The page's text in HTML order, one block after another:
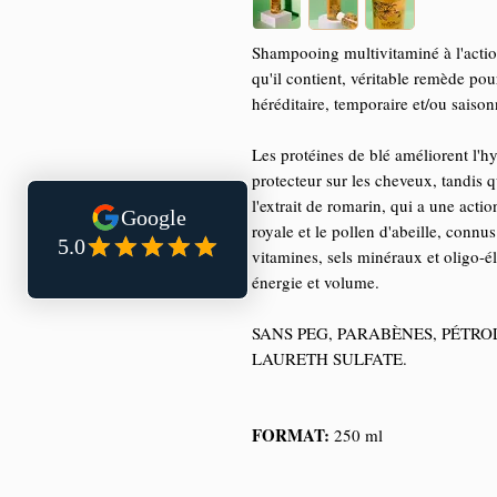
Shampooing multivitaminé à
qu'il contient, véritable remède
héréditaire, temporaire et/ou
Les protéines de blé améliorent
protecteur sur les cheveux, tandis
l'extrait de romarin, qui a une
royale et le pollen d'abeille,
vitamines, sels minéraux et oligo-
énergie et volume.
SANS PEG, PARABÈNES,
LAURETH SULFATE.
FORMAT: 250 ml